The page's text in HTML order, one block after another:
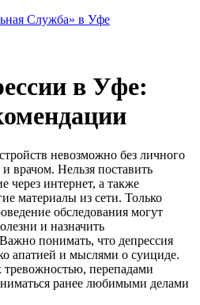
Служба» в Уфе
в Уфе:
невозможно без личного
врачом. Нельзя поставить
через интернет, а также
материалы из сети. Только
обследования могут
и назначить
понимать, что депрессия
апатией и мыслями о суициде.
перепадами
ранее любимыми делами